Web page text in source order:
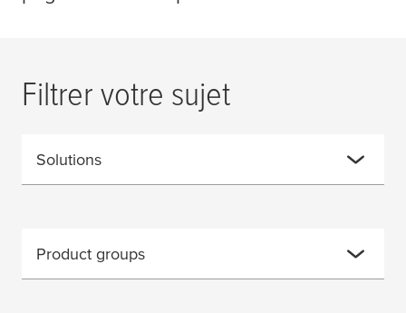
Filtrer votre sujet
Solutions
Product groups